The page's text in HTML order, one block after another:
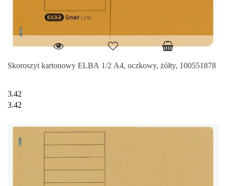
Skoroszyt kartonowy ELBA 1/2 A4, oczkowy, żółty, 100551878
3.42
3.42